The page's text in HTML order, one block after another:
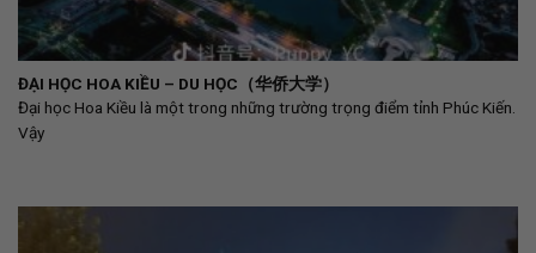
ĐẠI HỌC HOA KIỀU – DU HỌC（华侨大学）
Đại học Hoa Kiều là một trong những trường trọng điểm tỉnh Phúc Kiến.
Vậy